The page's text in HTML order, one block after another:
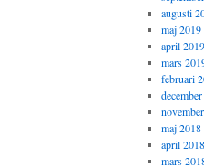
augusti
maj 2019
april 2019
mars
februari
maj 2018
april 2018
mars